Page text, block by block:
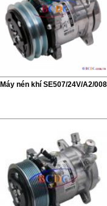
Máy nén khí SE507/24V/A2/